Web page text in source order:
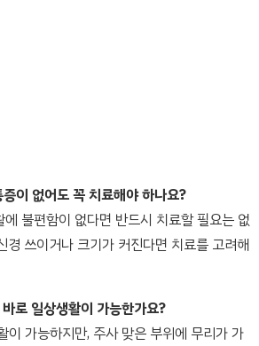
이 없어도 꼭 치료해야 하나요?
불편함이 없다면 반드시 치료할 필요는 없
경 쓰이거나 크기가 커진다면 치료를 고려해
로 일상생활이 가능한가요?
이 가능하지만, 주사 맞은 부위에 무리가 가